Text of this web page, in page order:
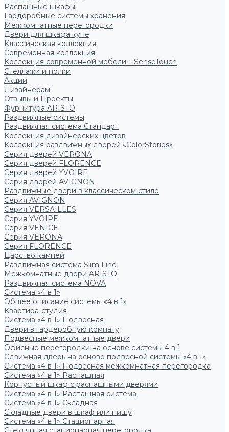
Распашные шкафы
Гардеробные системы хранения
Межкомнатные перегородки
Двери для шкафа купе
Классическая коллекция
Современная коллекция
Коллекция современной мебели – SenseTouch
Стеллажи и полки
Акции
Дизайнерам
Отзывы и Проекты
Фурнитура ARISTO
Раздвижные системы
Раздвижная система Стандарт
Коллекция дизайнерских цветов
Коллекция раздвижных дверей «ColorStories»
Серия дверей VERONA
Серия дверей FLORENCE
Серия дверей YVOIRE
Серия дверей AVIGNON
Раздвижные двери в классическом стиле
Серия AVIGNON
Серия VERSAILLES
Серия YVOIRE
Серия VENICE
Серия VERONA
Серия FLORENCE
Царство камней
Раздвижная система Slim Line
Межкомнатные двери ARISTO
Раздвижная система NOVA
Система «4 в 1»
Общее описание системы «4 в 1»
Квартира-студия
Система «4 в 1» Подвесная
Двери в гардеробную комнату
Подвесные межкомнатные двери
Офисные перегородки на основе системы 4 в 1
Сдвижная дверь на основе подвесной системы «4 в 1»
Система «4 в 1» Подвесная межкомнатная перегородка
Система «4 в 1» Распашная
Корпусный шкаф с распашными дверями
Система «4 в 1» Распашная система
Система «4 в 1» Складная
Складные двери в шкаф или нишу
Система «4 в 1» Стационарная